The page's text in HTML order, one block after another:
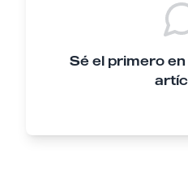
Sé el primero